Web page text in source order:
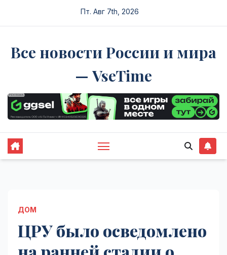
Пт. Авг 7th, 2026
Все новости России и мира
— VseTime
ДОМ
ЦРУ было осведомлено